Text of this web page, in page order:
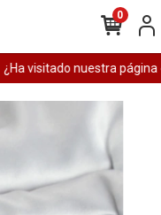
¿Ha visitado nuestra página
0